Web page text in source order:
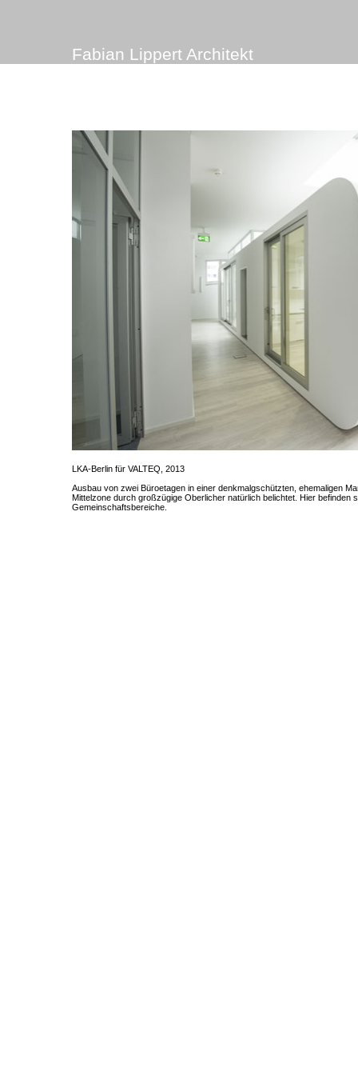
Fabian Lippert Architekt
LKA-Berlin für VALTEQ, 2013
Ausbau von zwei Büroetagen in einer denkmalgschützten, ehemaligen
Mittelzone durch großzügige Oberlicher natürlich belichtet. Hier befinden
Gemeinschaftsbereiche.